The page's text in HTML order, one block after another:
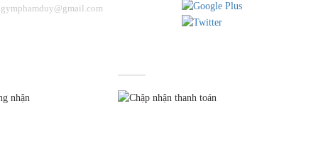
gymphamduy@gmail.com